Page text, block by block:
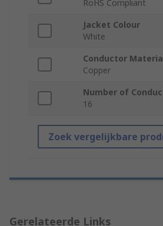
RoHS Compliant
Jacket Colour
White
Conductor
Copper
Number of
16
Zoek vergelijkbare
Gerelateerde Links